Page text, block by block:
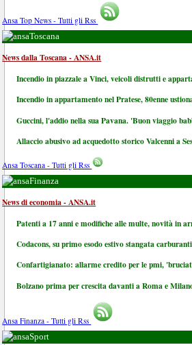
Ansa Top News - Tutti gli Rss
Toscana
News dalla Toscana - ANSA.it
Incendio in piazzale a Vinci, veicoli distrutti e
Incendio in appartamento nel Pratese, 80enne
Guccini, l'addio nella sua Pavana. 'Buon viaggio
Allaccio abusivo ad acquedotto storico Valcenni a
Ansa Toscana - Tutti gli Rss
Finanza
News di economia - ANSA.it
Patenti a 17 anni e modifiche alle multe, novità in
Codacons, su primo esodo estivo stangata
Confartigianato: allarme credito per le pmi,
Bolzano prima per crescita davanti a Roma e
Ansa Finanza - Tutti gli Rss
Sport